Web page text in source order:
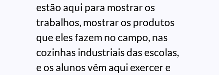
estão aqui para mostrar os
trabalhos, mostrar os produtos
que eles fazem no campo, nas
cozinhas industriais das escolas,
e os alunos vêm aqui exercer e